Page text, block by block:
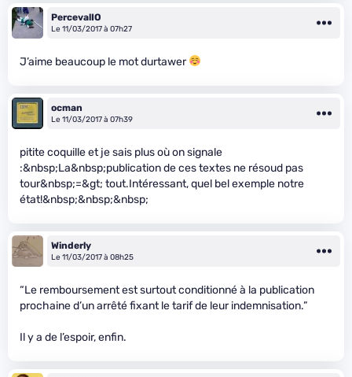
PercevalIO
Le 11/03/2017 à 07h27
J’aime beaucoup le mot durtawer
ocman
Le 11/03/2017 à 07h39
pitite coquille et je sais plus où on signale
:&nbsp;La&nbsp;publication de ces textes ne résoud pas
tour&nbsp;=&gt; tout.Intéressant, quel bel exemple notre
état!&nbsp;&nbsp;&nbsp;
Winderly
Le 11/03/2017 à 08h25
“Le remboursement est surtout conditionné à la publication
prochaine d’un arrêté fixant le tarif de leur indemnisation.”
Il y a de l’espoir, enfin.